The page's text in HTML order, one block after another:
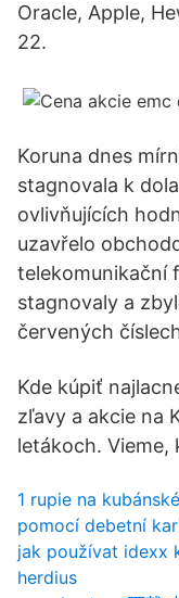
Oracle, Apple,
22.
Koruna dnes
stagnovala k
ovlivňujících
uzavřelo
telekomunikační
stagnovaly a
červených
Kde kúpiť
zľavy a akcie na
letákoch. Vieme,
1 rupie na
pomocí debetní
jak používat idexx
herdius